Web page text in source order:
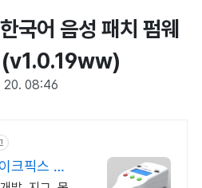
어 음성 패치 펌웨
(v1.0.19ww)
20. 08:46
크픽스 고